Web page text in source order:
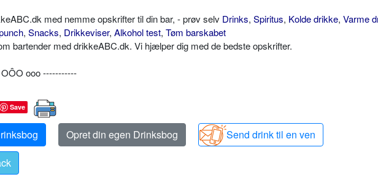
med nemme opskrifter til din bar, - prøv selv Drinks, Spiritus, Kolde drikke, Varme
, Snacks, Drikkeviser, Alkohol test, Tøm barskabet
bartender med drikkeABC.dk. Vi hjælper dig med de bedste opskrifter.
ooo -----------
Save
Opret din egen Drinksbog
Send drink til en ven